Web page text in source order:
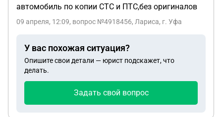
автомобиль по копии СТС и ПТС,без оригиналов
09 апреля, 12:09, вопрос №4918456, Лариса, г. Уфа
У вас похожая ситуация?
Опишите свои детали — юрист подскажет, что
делать.
Задать свой вопрос